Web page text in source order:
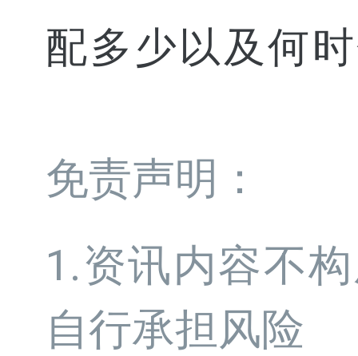
配多少以及何
免责声明：
1.资讯内容不
自行承担风险